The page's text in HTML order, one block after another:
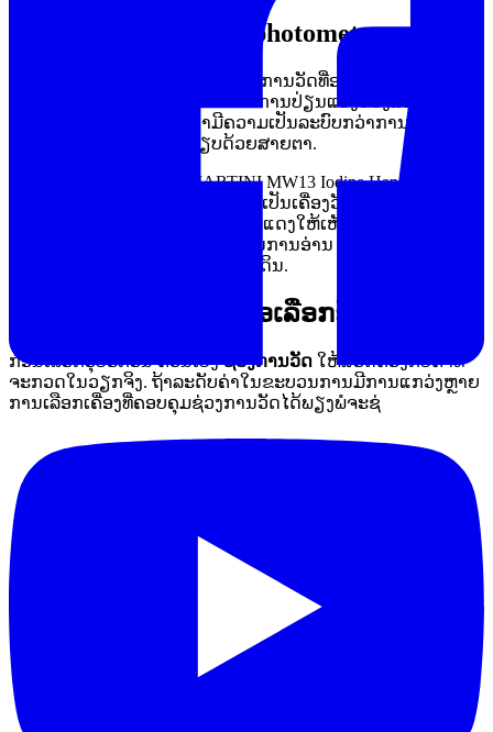
ຫຼັກການເຮັດວຽກແບບ photometer
ເປັນວິທີການວັດທີ່ອາໄສປະຕິກິລິຍາຂອງ
ຕົວຢ່າງກັບນ້ໍາຢາທົດສອບ ແລ້ວອ່ານການປ່ຽນແປງຂອງສີດ້ວຍແສງ.
ວິທີນີ້ຊ່ວຍໃຫ້ການປະເມີນຄ່າມີຄວາມເປັນລະບົບກວ່າການເທົດສອບ
ດ້ວຍການເປັນສີແລ້ວປຽບທຽບດ້ວຍສາຍຕາ.
ຕົວຢ່າງທີ່ພົບໃນໝວດນີ້ຄື MARTINI MW13 Iodine Handy
ຊຶ່ງເປັນເຄື່ອງວັດແບບພົກພາທີ່ເນັ້ນ
ການໃຊ້ງານງ່າຍ. ຂໍ້ມູນໃນສິນຄ້າສະແດງໃຫ້ເຫັນວ່າຮອງຮັບການ
ວັດໃນຊ່ວງ ppm, ມີຄວາມລະອຽດໃນການອ່ານ ແລະ ນໍາໃຊ້ຫຼັກການ
DPD method ໃນການກວດຫາໄອໂອດິນ.
ຈຸດທີ່ຄວນພິຈາລະນາເມື່ອເລືອກຊື້
ກ່ອນເລືອກອຸປະກອນ ຄວນເບິ່ງຊ່ວງການວັດ ໃຫ້ສອດຄ່ອງກັບຄ່າທີ່
ຈະກວດໃນວຽກຈິງ. ຖ້າລະດັບຄ່າໃນຂະບວນການມີການແກວ່ງຫຼາຍ
ການເລືອກເຄື່ອງທີ່ຄອບຄຸມຊ່ວງການວັດໄດ້ພຽງພໍຈະຊ່